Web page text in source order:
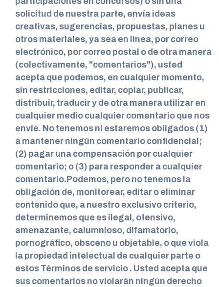
solicitud de nuestra parte, envía ideas
creativas, sugerencias, propuestas, planes u
otros materiales, ya sea en línea, por correo
electrónico, por correo postal o de otra manera
(colectivamente, "comentarios"), usted
acepta que podemos, en cualquier momento,
sin restricciones, editar, copiar, publicar,
distribuir, traducir y de otra manera utilizar en
cualquier medio cualquier comentario que nos
envíe. No tenemos ni estaremos obligados (1)
a mantener ningún comentario confidencial;
(2) pagar una compensación por cualquier
comentario; o (3) para responder a cualquier
comentario.Podemos, pero no tenemos la
obligación de, monitorear, editar o eliminar
contenido que, a nuestro exclusivo criterio,
determinemos que es ilegal, ofensivo,
amenazante, calumnioso, difamatorio,
pornográfico, obsceno u objetable, o que viola
la propiedad intelectual de cualquier parte o
estos Términos de servicio . Usted acepta que
sus comentarios no violarán ningún derecho